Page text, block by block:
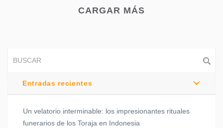
CARGAR MÁS
Entradas recientes
Un velatorio interminable: los impresionantes rituales
funerarios de los Toraja en Indonesia